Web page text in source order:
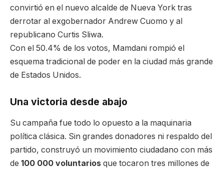
convirtió en el nuevo alcalde de Nueva York tras
derrotar al exgobernador Andrew Cuomo y al
republicano Curtis Sliwa.
Con el 50.4% de los votos, Mamdani rompió el
esquema tradicional de poder en la ciudad más grande
de Estados Unidos.
Una victoria desde abajo
Su campaña fue todo lo opuesto a la maquinaria
política clásica. Sin grandes donadores ni respaldo del
partido, construyó un movimiento ciudadano con más
de 100 000 voluntarios que tocaron tres millones de